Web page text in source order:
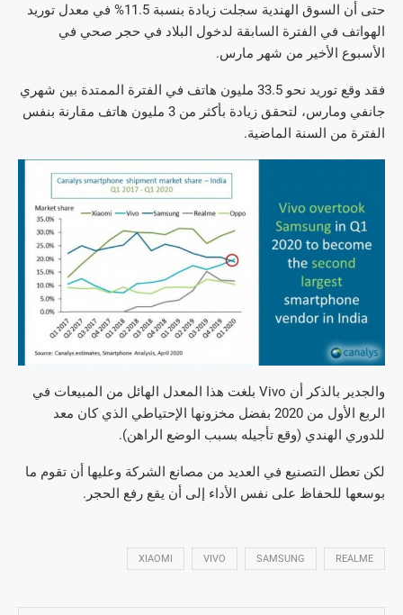
حتى أن السوق الهندية سجلت زيادة بنسبة 11.5% في معدل توريد
الهواتف في الفترة السابقة لدخول البلاد في حجر صحي في
الأسبوع الأخير من شهر مارس.
فقد وقع توريد نحو 33.5 مليون هاتف في الفترة الممتدة بين شهري
جانفي ومارس، لتحقق زيادة بأكثر من 3 مليون هاتف مقارنة بنفس
الفترة من السنة الماضية.
والجدير بالذكر أن Vivo بلغت هذا المعدل الهائل من المبيعات في
الربع الأول من 2020 بفضل مخزونها الإحتياطي الذي كان معد
للدوري الهندي (وقع تأجيله بسبب الوضع الراهن).
لكن تعطل التصنيع في العديد من مصانع الشركة وعليها أن تقوم ما
بوسعها للحفاظ على نفس الأداء إلى أن يقع رفع الحجر.
REALME
SAMSUNG
VIVO
XIAOMI